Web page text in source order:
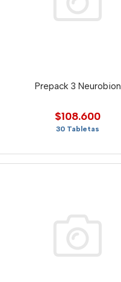
Prepack 3 Neurobion
$108.600
30 Tabletas